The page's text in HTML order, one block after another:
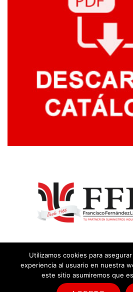
2026 |Aviso legal y
Utilizamos cookies para
experiencia al usuario en nuestra
este sitio asumiremos que